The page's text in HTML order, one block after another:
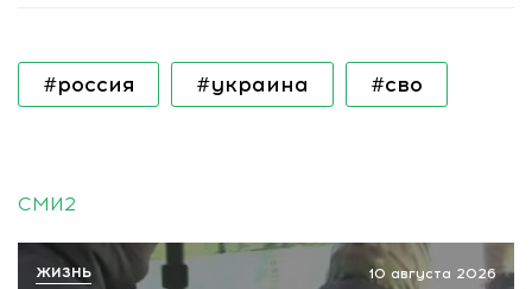
#россия #украина #сво
СМИ2
10 августа 2026
ЖИЗНЬ